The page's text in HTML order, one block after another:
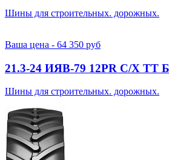
Шины для строительных. дорожных.
Ваша цена - 64 350 руб
21.3-24 ИЯВ-79 12PR С/Х TT
Шины для строительных. дорожных.